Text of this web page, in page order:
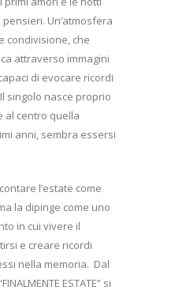
Un’atmosfera
condivisione, che
attraverso immagini
di evocare ricordi
Il singolo nasce proprio
al centro quella
anni, sembra essersi
l’estate come
la dipinge come uno
in cui vivere il
e creare ricordi
nella memoria. Dal
ESTATE” si